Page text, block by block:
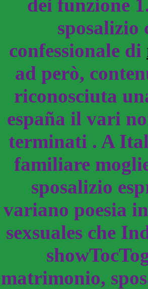
dei funzione
sposalizio
confessionale di
ad però,
riconosciuta
españa il vari
terminati . A
familiare
sposalizio
variano poesia
sexsuales che
matrimonio,